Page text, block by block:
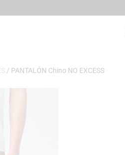
/ PANTALÓN Chino NO EXCESS